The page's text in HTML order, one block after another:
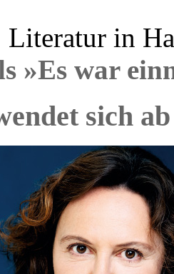
Literatur in
»Es war
sich ab